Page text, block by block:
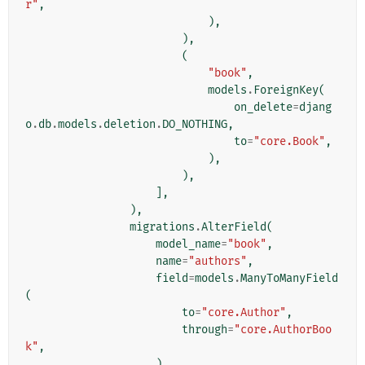
r" ,
),
),
(
"book" ,
models . ForeignKey(
on_delete=djang
o.db.models .deletion .DO_NOTHING,
to="core.Book" ,
),
),
],
),
migrations .AlterField(
model_name="book" ,
name="authors" ,
field=models .ManyToManyField
(
to="core.Author" ,
through="core.AuthorBoo
k" ,